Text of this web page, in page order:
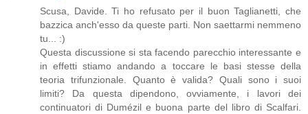
Scusa, Davide. Ti ho refusato per il buon Taglianetti, che
bazzica anch'esso da queste parti. Non saettarmi nemmeno
tu... :)
Questa discussione si sta facendo parecchio interessante e
in effetti stiamo andando a toccare le basi stesse della
teoria trifunzionale. Quanto è valida? Quali sono i suoi
limiti? Da questa dipendono, ovviamente, i lavori dei
continuatori di Dumézil e buona parte del libro di Scalfari.